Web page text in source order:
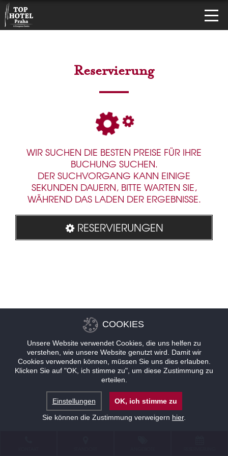
Reservierung
WIR SUCHEN DIE BESTEN PREISE FÜR IHRE
BUCHUNG SUCHEN.
DER SUCHVORGANG KANN EINIGE
SEKUNDEN DAUERN, BITTE WARTEN SIE,
WÄHREND DAS LADEN DER ERGEBNISSE.
RESERVIERUNGEN
COOKIES
Unsere Website verwendet Cookies, die uns helfen zu
verstehen, wie unsere Website genutzt wird. Damit wir
Cookies verwenden können, müssen Sie uns dies erlauben.
Klicken Sie auf "OK, ich stimme zu", um diese Zustimmung zu
erteilen.
Einstellungen
OK, ich stimme zu
Sie können die Zustimmung verweigern hier.